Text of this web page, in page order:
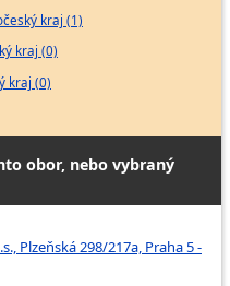
kraj (1)
kraj (0)
kraj (0)
obor, nebo vybraný
Plzeňská 298/217a, Praha 5 -